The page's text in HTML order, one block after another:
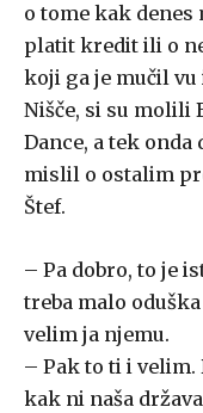
o tome kak
platit kredit ili o
koji ga je mučil vu
Nišče, si su molili
Dance, a tek onda
mislil o ostalim
Štef.
– Pa dobro, to je
treba malo
velim ja njemu.
– Pak to ti i velim.
kak ni naša